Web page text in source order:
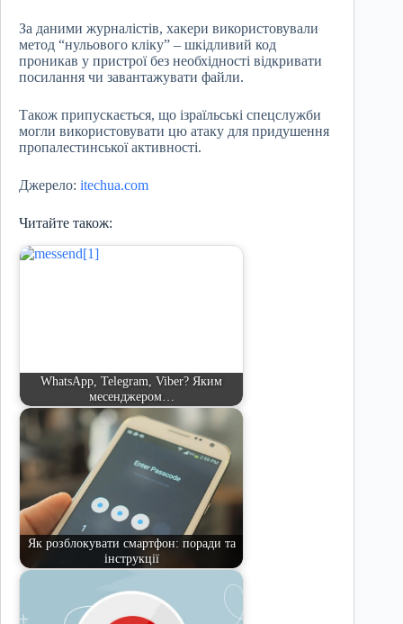
За даними журналістів, хакери використовували
метод “нульового кліку” – шкідливий код
проникав у пристрої без необхідності відкривати
посилання чи завантажувати файли.
Також припускається, що ізраїльські спецслужби
могли використовувати цю атаку для придушення
пропалестинської активності.
Джерело: itechua.com
Читайте також:
WhatsApp, Telegram, Viber? Яким
месенджером…
Як розблокувати смартфон: поради та
інструкції